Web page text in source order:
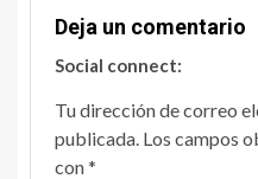
Deja un comentario
Social connect:
Tu dirección de correo
publicada. Los campos
con*